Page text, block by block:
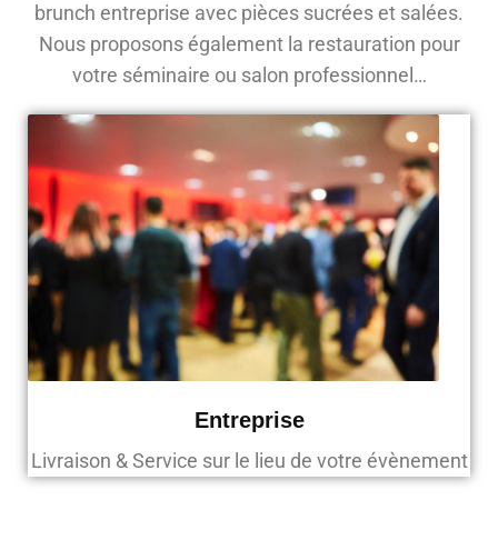
brunch entreprise avec pièces sucrées et salées.
Nous proposons également la restauration pour
votre séminaire ou salon professionnel…
Entreprise
Livraison & Service sur le lieu de votre évènement